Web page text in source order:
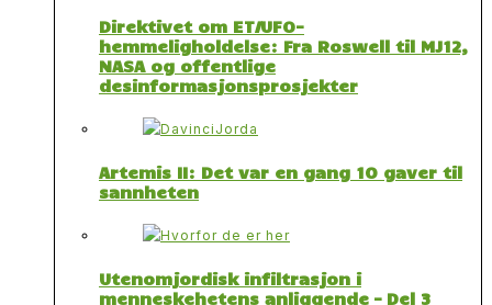
Direktivet om ET/UFO-
hemmeligholdelse: Fra Roswell til MJ12,
NASA og offentlige
desinformasjonsprosjekter
Artemis II: Det var en gang 10 gaver til
sannheten
Utenomjordisk infiltrasjon i
menneskehetens anliggende – Del 3